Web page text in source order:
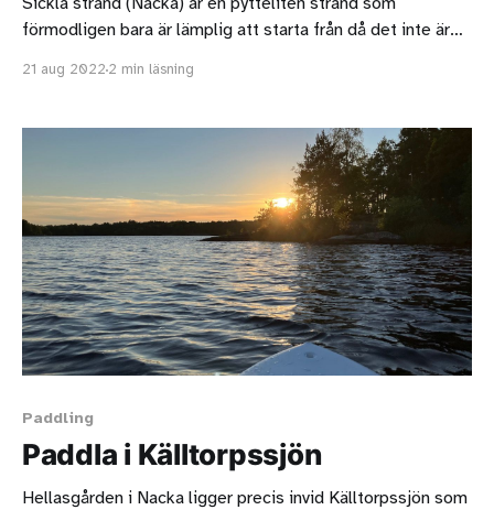
förmodligen bara är lämplig att starta från då det inte är
21 aug 2022 2 min läsning
Paddling
Paddla i Källtorpssjön
Hellasgården i Nacka ligger precis invid Källtorpssjön som